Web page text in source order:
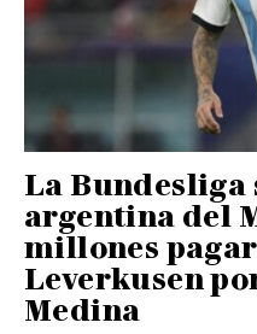
La
argentina del
millones
Leverkusen
Medina